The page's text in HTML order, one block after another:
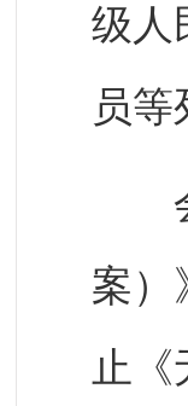
级人
员等
会
案）
止